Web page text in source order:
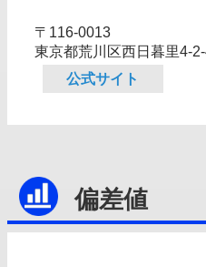
〒116-0013
東京都荒川区西日暮里
公式サイト
偏差値